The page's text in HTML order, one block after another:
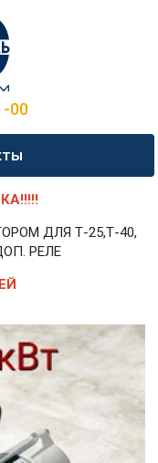
00
ДЛЯ Т-25,Т-40,
РЕЛЕ